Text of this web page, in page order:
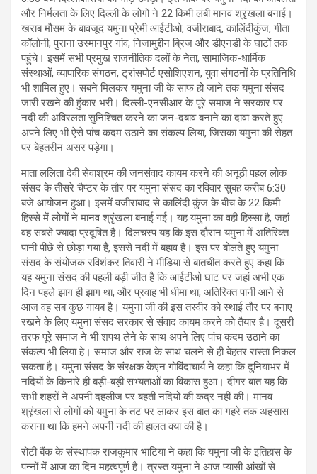
और निर्मलता के लिए दिल्ली के लोगों ने 22 किमी लंबी मानव श्रृंखला बनाई।
खराब मौसम के बावजूद यमुना प्रेमी आईटीओ, वजीराबाद, कालिंदीकुंज, गीता
कॉलोनी, पुराना उस्मानपुर गांव, निजामुद्दीन ब्रिज और डीएनडी के घाटों तक
पहुंचे। इसमें सभी प्रमुख राजनीतिक दलों के नेता, सामाजिक-धार्मिक
संस्थाओं, व्यापारिक संगठन, ट्रांसपोर्ट एसोशिएशन, युवा संगठनों के प्रतिनिधि
भी शामिल हुए। सबने मिलकर यमुना जी के साफ हो जाने तक यमुना संसद
जारी रखने की हुंकार भरी। दिल्ली-एनसीआर के पूरे समाज ने सरकार पर
नदी की अविरलता सुनिश्चित करने का जन-दबाव बनाने का दावा करते हुए
अपने लिए भी ऐसे पांच कदम उठाने का संकल्प लिया, जिसका यमुना की सेहत
पर बेहतरीन असर पड़ेगा।
माता ललिता देवी सेवाश्रम की जनसंवाद कायम करने की अनूठी पहल लोक
संसद के तीसरे चैप्टर के तौर पर यमुना संसद का रविवार सुबह करीब 6:30
बजे आयोजन हुआ। इसमें वजीराबाद से कालिंदी कुंज के बीच के 22 किमी
हिस्से में लोगों ने मानव श्रृंखला बनाई गई। यह यमुना का वही हिस्सा है, जहां
वह सबसे ज्यादा प्रदूषित है। दिलचस्प यह कि इस दौरान यमुना में अतिरिक्त
पानी पीछे से छोड़ा गया है, इससे नदी में बहाव है। इस पर बोलते हुए यमुना
संसद के संयोजक रविशंकर तिवारी ने मीडिया से बातचीत करते हुए कहा कि
यह यमुना संसद की पहली बड़ी जीत है कि आईटीओ घाट पर जहां अभी एक
दिन पहले झाग ही झाग था, और प्रवाह भी धीमा था, अतिरिक्त पानी आने से
आज वह सब कुछ गायब है। यमुना जी की इस तस्वीर को स्थाई तौर पर बनाए
रखने के लिए यमुना संसद सरकार से संवाद कायम करने को तैयार है। दूसरी
तरफ पूरे समाज ने भी शपथ लेने के साथ अपने लिए पांच कदम उठाने का
संकल्प भी लिया हे। समाज और राज के साथ चलने से ही बेहतर रास्ता निकल
सकता है। यमुना संसद के संरक्षक केएन गोविंदाचार्य ने कहा कि दुनियाभर में
नदियों के किनारे ही बड़ी-बड़ी सभ्यताओं का विकास हुआ। दीगर बात यह कि
सभी शहरों ने अपनी दहलीज पर बहती नदियों की कद्र नहीं की। मानव
श्रृंखला से लोगों को यमुना के तट पर लाकर इस बात का गहरे तक अहसास
कराना था कि हमने अपनी नदी की हालत क्या की है।
रोटी बैंक के संस्थापक राजकुमार भाटिया ने कहा कि यमुना जी के इतिहास के
पन्नों में आज का दिन महत्वपूर्ण है। त्रस्त यमुना ने आज प्यासी आंखों से